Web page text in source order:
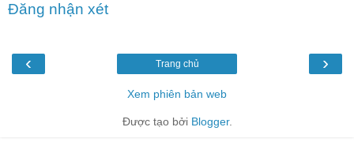
Đăng nhận xét
‹ ›
Trang chủ
Xem phiên bản web
Được tạo bởi Blogger.